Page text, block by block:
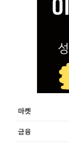
마켓
금융